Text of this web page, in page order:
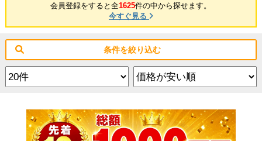
会員登録をすると全1625件の中から探せます。
今すぐ見る
条件を絞り込む